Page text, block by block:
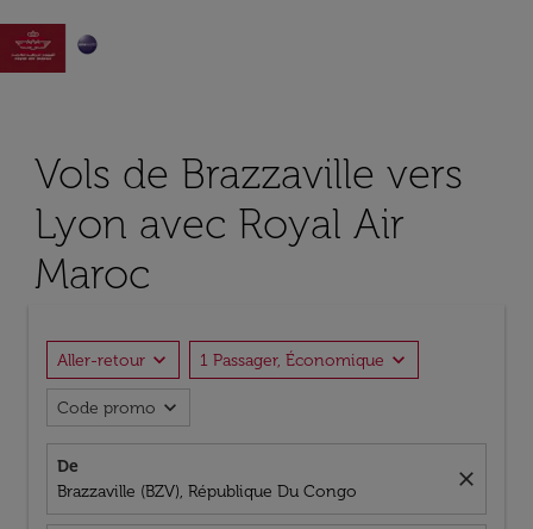

Vols de Brazzaville vers
Lyon avec Royal Air
Maroc
Aller-retour expand_more 1 Passager, Économique expand_more
Code promo expand_more
De
Brazzaville (BZV), République Du Congo
close